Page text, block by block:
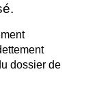
dossier de